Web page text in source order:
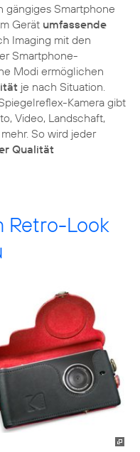
gängiges Smartphone
Gerät umfassende
Imaging mit den
Smartphone-
Modi ermöglichen
je nach Situation.
Kamera gibt
Video, Landschaft,
So wird jeder
Qualität
Retro-Look